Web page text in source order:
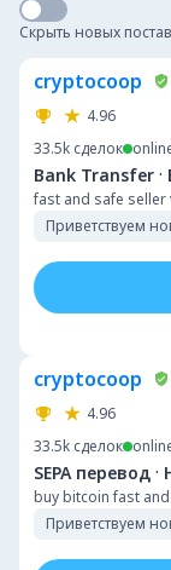
Скрыть новых
cryptocoop
4.96
33.5k сделок
Bank Transfer ·
fast and safe seller
Приветствуем
cryptocoop
4.96
33.5k сделок
SEPA перевод ·
buy bitcoin fast
Приветствуем